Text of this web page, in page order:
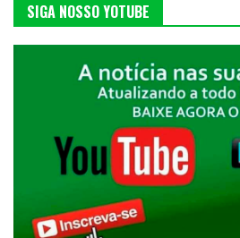
SIGA NOSSO YOTUBE